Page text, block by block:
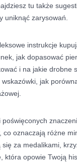
tu także
uniknąć zarysowań.
instrukcje
jak dopasować
i na jakie drobne
jak
co oznaczają różne
za medalikami,
która opowie Twoją